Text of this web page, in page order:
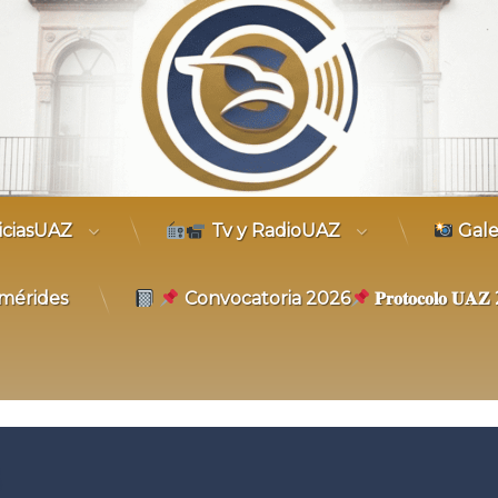
Tv y RadioUAZ
Convocatoria 2026 𝐏𝐫𝐨𝐭𝐨𝐜𝐨𝐥𝐨